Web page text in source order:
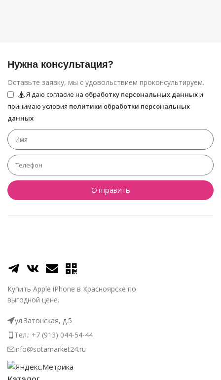
Нужна консультация?
Оставьте заявку, мы с удовольствием проконсультируем.
Я даю согласие на обработку персональных данныхи
принимаю условия политики обработки персональных
данных
Отправить
Купить Apple iPhone в Красноярске по
выгодной цене.
ул.Затонская, д.5
Тел.: +7 (913) 044-54-44
info@sotamarket24.ru